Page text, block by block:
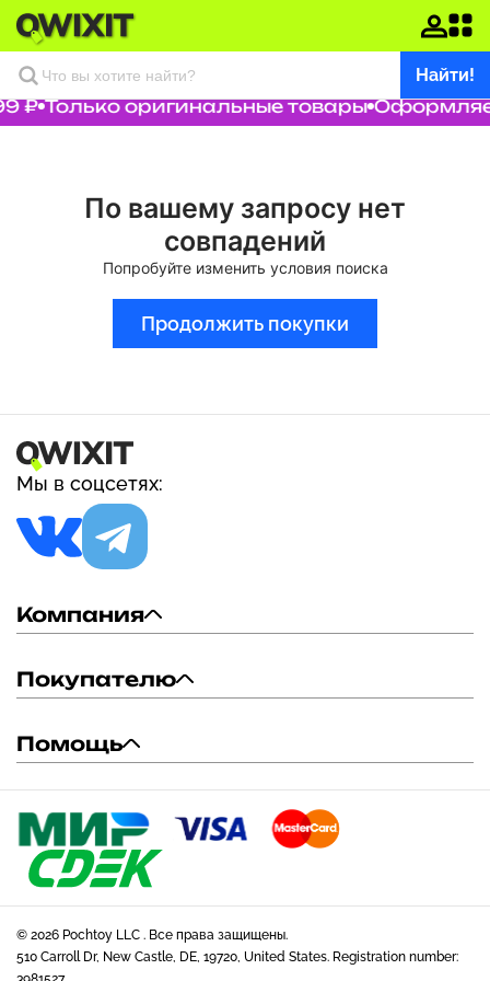
Найти!
₽ Только оригинальные товары
По вашему запросу нет
совпадений
Попробуйте изменить условия поиска
Продолжить покупки
Мы в соцсетях:
Компания
Покупателю
Помощь
© 2026 Pochtoy LLC . Все права защищены.
510 Carroll Dr, New Castle, DE, 19720, United States. Registration number: